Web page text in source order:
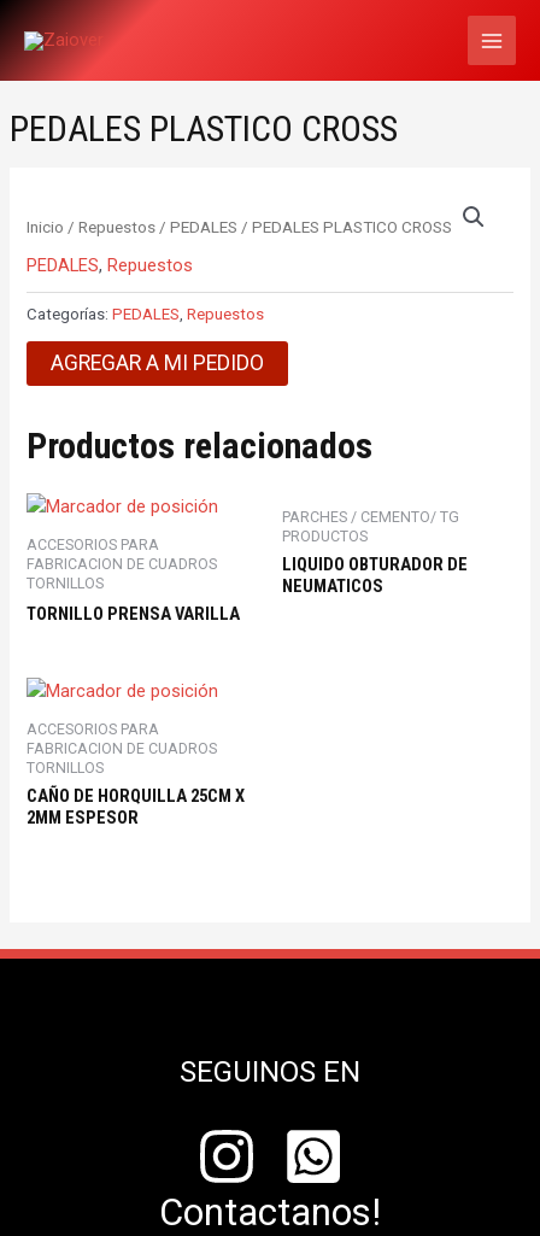
PEDALES PLASTICO CROSS
Inicio /Repuestos /PEDALES / PEDALES PLASTICO CROSS
PEDALES,Repuestos
Categorías:PEDALES,Repuestos
AGREGAR A MI PEDIDO
Productos relacionados
ACCESORIOS PARA
FABRICACION DE CUADROS
TORNILLOS
TORNILLO PRENSA VARILLA
PARCHES / CEMENTO/ TG
PRODUCTOS
LIQUIDO OBTURADOR DE
NEUMATICOS
ACCESORIOS PARA
FABRICACION DE CUADROS
TORNILLOS
CAÑO DE HORQUILLA 25CM X
2MM ESPESOR
SEGUINOS EN
Contactanos!